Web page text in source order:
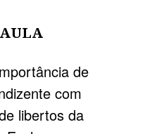
de
com
libertos da